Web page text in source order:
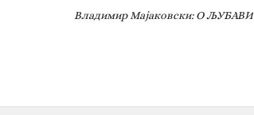
Владимир Мајаковски‎: О ЉУБАВИ